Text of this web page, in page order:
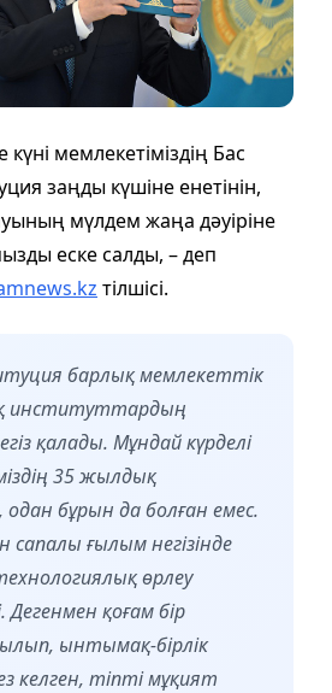
мемлекетіміздің Бас
заңды күшіне енетінін,
мүлдем жаңа дәуіріне
еске салды, – деп
тілшісі.
барлық мемлекеттік
институттардың
қалады. Мұндай күрделі
35 жылдық
бұрын да болған емес.
сапалы ғылым негізінде
өрлеу
қоғам бір
ынтымақ-бірлік
келген, тіпті мұқият